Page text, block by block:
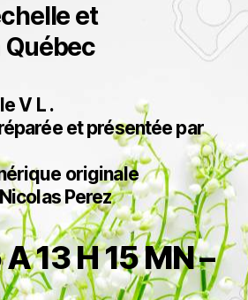
et
V L .
et présentée par
originale
Perez
13 H 15 MN –